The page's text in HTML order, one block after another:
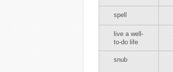
spell
live a well-
to-do life
snub